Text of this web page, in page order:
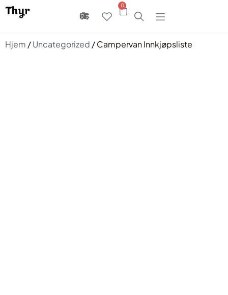
0
Hjem /Uncategorized / Campervan Innkjøpsliste